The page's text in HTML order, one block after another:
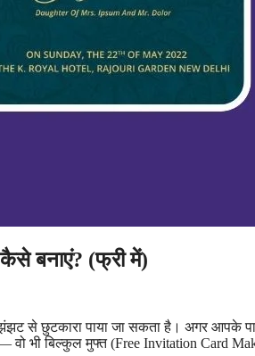
बनाएं? (फ्री में)
से छुटकारा पाया जा सकता है। अगर आपके
वो भी बिल्कुल मुफ्त (Free Invitation Card